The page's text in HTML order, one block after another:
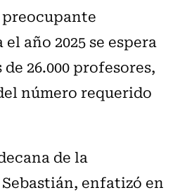
año 2025 se espera
26.000 profesores,
número requerido
de la
enfatizó en